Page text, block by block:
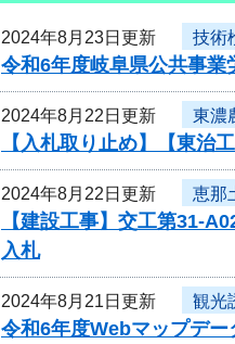
2024年8月23日更新 技術
令和6年度岐阜県公共事
2024年8月22日更新 東濃
【入札取り止め】【東
2024年8月22日更新 恵那
【建設工事】交工第31-
入札
2024年8月21日更新 観光
令和6年度Webマップデー